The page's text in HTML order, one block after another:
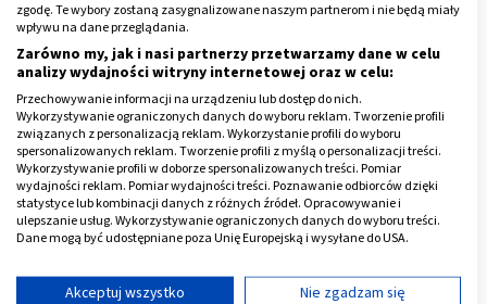
Jedną z najczęstszych chorób paznokci u nóg jest
grzybica. Grzyby, a dokładniej dermatofity doskonale
czują się w środowisku paznokcia, gdyż do wzrostu
potrzebują keratyny, z której paznokcie są w dużej
mierze zbudowane.
Do zakażenia dochodzi zwykle podczas korzystania z
basenów lub publicznych pryszniców. Grzybica objawia
się zmianą zabarwienia nażółte, brunatne lub białe.
onycholiza.
zgodę. Te wybory zostaną zasygnalizowane naszym partnerom i nie będą miały
wpływu na dane przeglądania.
Zarówno my, jak i nasi partnerzy przetwarzamy dane w celu
analizy wydajności witryny internetowej oraz w celu:
Przechowywanie informacji na urządzeniu lub dostęp do nich.
Wykorzystywanie ograniczonych danych do wyboru reklam. Tworzenie profili
związanych z personalizacją reklam. Wykorzystanie profili do wyboru
spersonalizowanych reklam. Tworzenie profili z myślą o personalizacji treści.
Wykorzystywanie profili w doborze spersonalizowanych treści. Pomiar
wydajności reklam. Pomiar wydajności treści. Poznawanie odbiorców dzięki
statystyce lub kombinacji danych z różnych źródeł. Opracowywanie i
ulepszanie usług. Wykorzystywanie ograniczonych danych do wyboru treści.
Dane mogą być udostępniane poza Unię Europejską i wysyłane do USA.
Wyświetl listę partnerów (11 dostawców IAB)
Akceptuj wszystko
Nie zgadzam się